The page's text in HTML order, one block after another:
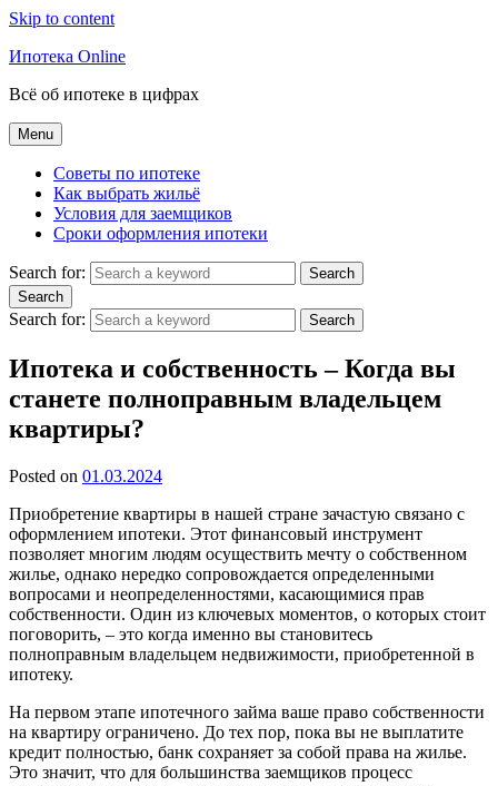
Skip to content
Ипотека Online
Всё об ипотеке в цифрах
Menu
Советы по ипотеке
Как выбрать жильё
Условия для заемщиков
Сроки оформления ипотеки
Search for:
Search
Search
Search for: Search
Ипотека и собственность – Когда вы
станете полноправным владельцем
квартиры?
Posted on 01.03.2024
Приобретение квартиры в нашей стране зачастую связано с
оформлением ипотеки. Этот финансовый инструмент
позволяет многим людям осуществить мечту о собственном
жилье, однако нередко сопровождается определенными
вопросами и неопределенностями, касающимися прав
собственности. Один из ключевых моментов, о которых стоит
поговорить, – это когда именно вы становитесь
полноправным владельцем недвижимости, приобретенной в
ипотеку.
На первом этапе ипотечного займа ваше право собственности
на квартиру ограничено. До тех пор, пока вы не выплатите
кредит полностью, банк сохраняет за собой права на жилье.
Это значит, что для большинства заемщиков процесс